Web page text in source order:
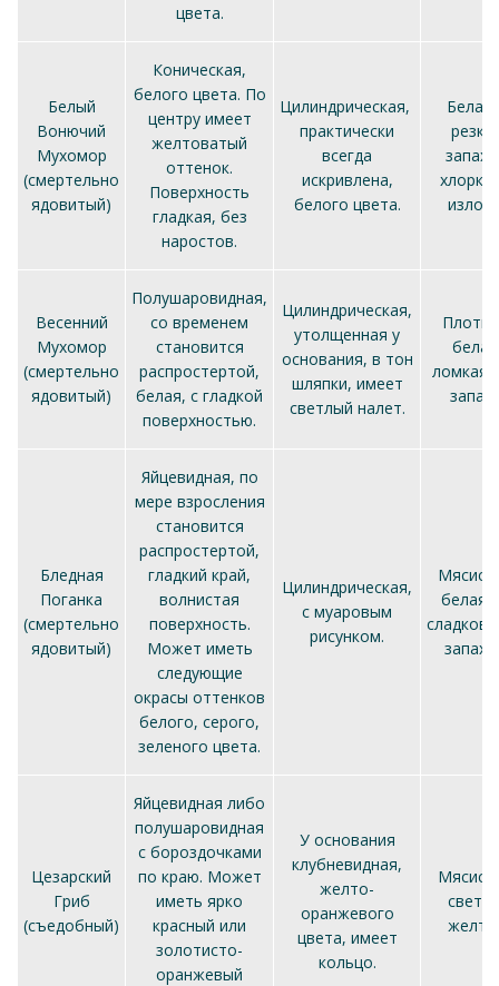
цвета.
Белый
Вонючий
Мухомор
(смертельно
ядовитый)
Коническая,
белого цвета. По
центру имеет
желтоватый
оттенок.
Поверхность
гладкая, без
наростов.
Цилиндрическая,
практически
всегда
искривлена,
белого цвета.
Белая,
хлорки
Весенний
Мухомор
(смертельно
ядовитый)
Полушаровидная,
со временем
становится
распростертой,
белая, с гладкой
поверхностью.
Цилиндрическая,
утолщенная у
основания, в тон
шляпки, имеет
светлый налет.
ломкая.
Бледная
Поганка
(смертельно
ядовитый)
Яйцевидная, по
мере взросления
становится
распростертой,
гладкий край,
волнистая
поверхность.
Может иметь
следующие
окрасы оттенков
белого, серого,
зеленого цвета.
Цилиндрическая,
с муаровым
рисунком.
белая,
Цезарский
Гриб
(съедобный)
Яйцевидная либо
полушаровидная
с бороздочками
по краю. Может
иметь ярко
красный или
золотисто-
оранжевый
У основания
клубневидная,
желто-
оранжевого
цвета, имеет
кольцо.